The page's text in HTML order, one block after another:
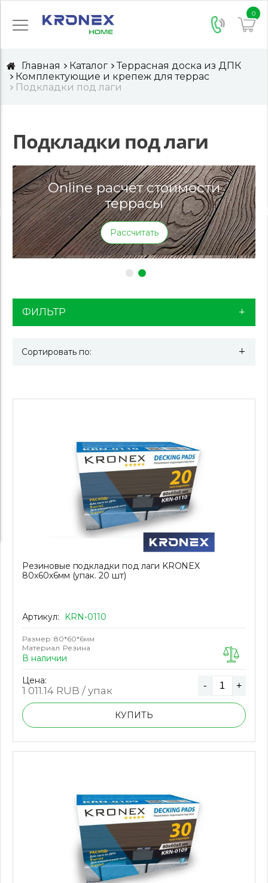
0
Главная Каталог
Террасная доска из ДПК
Комплектующие и крепеж для террас
Подкладки под лаги
Подкладки под лаги
Online расчёт стоимости
террасы
Рассчитать
ФИЛЬТР
Сортировать по:
Резиновые подкладки под лаги KRONEX
80х60х6мм (упак. 20 шт)
Артикул: KRN-0110
Размер 80*60*6мм
Материал Резина
В наличии
Цена:
1 011.14 RUB / упак - +
КУПИТЬ